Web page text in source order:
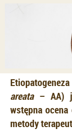
areata– AA)
wstępna
metody